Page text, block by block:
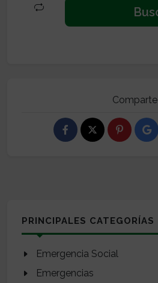
Comparte
PRINCIPALES CATEGORÍAS
Emergencia Social
Emergencias